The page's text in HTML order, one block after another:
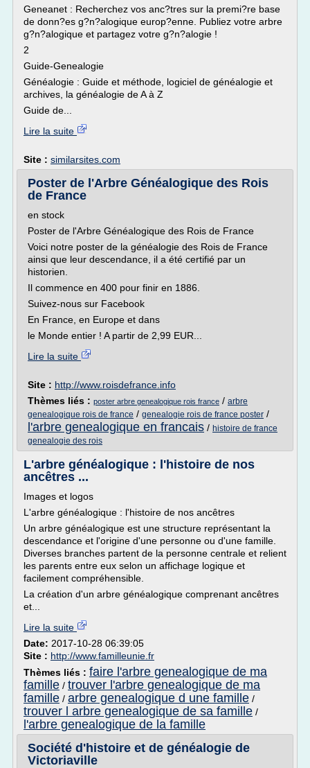
Geneanet : Recherchez vos anc?tres sur la premi?re base
de donn?es g?n?alogique europ?enne. Publiez votre arbre
g?n?alogique et partagez votre g?n?alogie !
2
Guide-Genealogie
Généalogie : Guide et méthode, logiciel de généalogie et
archives, la généalogie de A à Z
Guide de...
Lire la suite
Site : similarsites.com
Poster de l'Arbre Généalogique des Rois
de France
en stock
Poster de l'Arbre Généalogique des Rois de France
Voici notre poster de la généalogie des Rois de France
ainsi que leur descendance, il a été certifié par un
historien.
Il commence en 400 pour finir en 1886.
Suivez-nous sur Facebook
En France, en Europe et dans
le Monde entier ! A partir de 2,99 EUR...
Lire la suite
Site : http://www.roisdefrance.info
Thèmes liés : poster arbre genealogique rois france / arbre
genealogique rois de france / genealogie rois de france poster /
l'arbre genealogique en francais / histoire de france
genealogie des rois
L'arbre généalogique : l'histoire de nos
ancêtres ...
Images et logos
L'arbre généalogique : l'histoire de nos ancêtres
Un arbre généalogique est une structure représentant la
descendance et l'origine d'une personne ou d'une famille.
Diverses branches partent de la personne centrale et relient
les parents entre eux selon un affichage logique et
facilement compréhensible.
La création d'un arbre généalogique comprenant ancêtres
et...
Lire la suite
Date: 2017-10-28 06:39:05
Site : http://www.familleunie.fr
Thèmes liés : faire l'arbre genealogique de ma
famille / trouver l'arbre genealogique de ma
famille / arbre genealogique d une famille /
trouver l arbre genealogique de sa famille /
l'arbre genealogique de la famille
Société d'histoire et de généalogie de
Victoriaville